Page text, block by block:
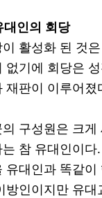
대인의 회당
이 활성화 된 것
없기에 회당은
재판이 이루어졌
의 구성원은 크
는 참 유대인이
유대인과 똑같
방인이지만 유대